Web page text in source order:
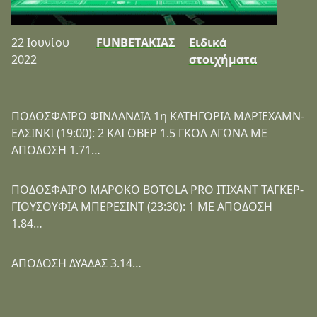
22 Ιουνίου
2022
FUNBETΑΚΙΑΣ
Ειδικά
στοιχήματα
ΠΟΔΟΣΦΑΙΡΟ ΦΙΝΛΑΝΔΙΑ 1η ΚΑΤΗΓΟΡΙΑ ΜΑΡΙΕΧΑΜΝ-
ΕΛΣΙΝΚΙ (19:00): 2 ΚΑΙ ΟΒΕΡ 1.5 ΓΚΟΛ ΑΓΩΝΑ ΜΕ
ΑΠΟΔΟΣΗ 1.71…
ΠΟΔΟΣΦΑΙΡΟ ΜΑΡΟΚΟ BOTOLA PRO ΙΤΙΧΑΝΤ ΤΑΓΚΕΡ-
ΓΙΟΥΣΟΥΦΙΑ ΜΠΕΡΕΣΙΝΤ (23:30): 1 ΜΕ ΑΠΟΔΟΣΗ
1.84…
ΑΠΟΔΟΣΗ ΔΥΑΔΑΣ 3.14…